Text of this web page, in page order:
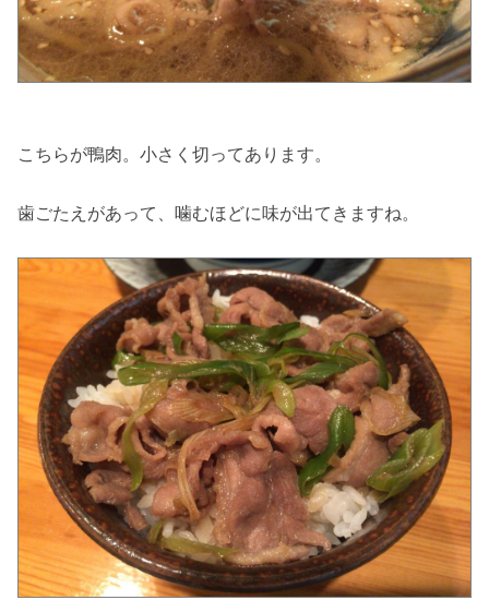
こちらが鴨肉。小さく切ってあります。
歯ごたえがあって、噛むほどに味が出てきますね。